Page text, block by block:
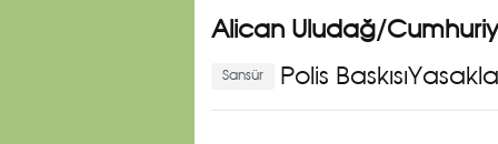
Alican Uludağ/
Polis Baskısı
Sansür